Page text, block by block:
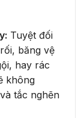
Tuyệt đối
băng vệ
hay rác
không
tắc nghẽn